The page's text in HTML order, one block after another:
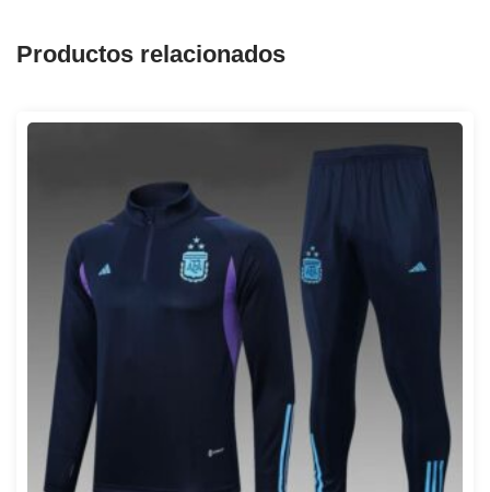
Productos relacionados